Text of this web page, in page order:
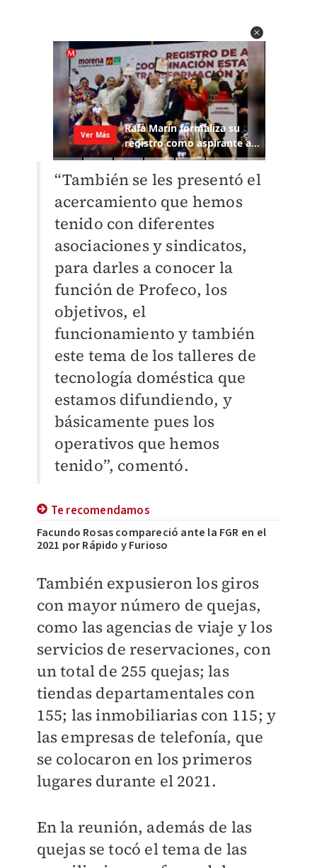
“También se les presentó el
acercamiento que hemos
tenido con diferentes
asociaciones y sindicatos,
para darles a conocer la
función de Profeco, los
objetivos, el
funcionamiento y también
este tema de los talleres de
tecnología doméstica que
estamos difundiendo, y
básicamente pues los
operativos que hemos
tenido”, comentó.
Te recomendamos
Facundo Rosas compareció ante la FGR en el
2021 por Rápido y Furioso
También expusieron los giros
con mayor número de quejas,
como las agencias de viaje y los
servicios de reservaciones, con
un total de 255 quejas; las
tiendas departamentales con
155; las inmobiliarias con 115; y
las empresas de telefonía, que
se colocaron en los primeros
lugares durante el 2021.
En la reunión, además de las
quejas se tocó el tema de las